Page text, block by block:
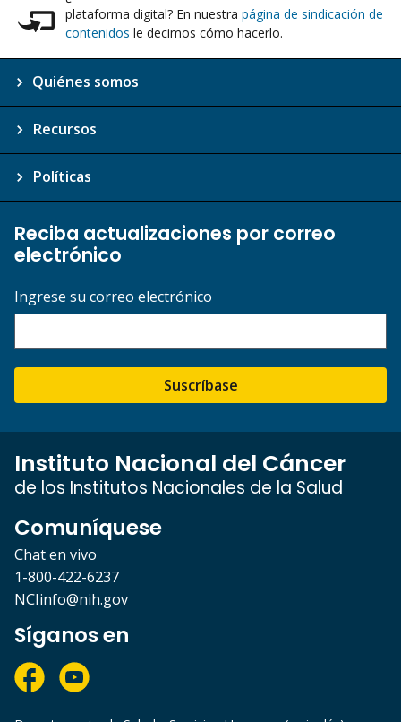
plataforma digital? En nuestra página de sindicación de
contenidos le decimos cómo hacerlo.
Quiénes somos
Recursos
Políticas
Reciba actualizaciones por correo
electrónico
Ingrese su correo electrónico
Suscríbase
Instituto Nacional del Cáncer
de los Institutos Nacionales de la Salud
Comuníquese
Chat en vivo
1-800-422-6237
NCIinfo@nih.gov
Síganos en